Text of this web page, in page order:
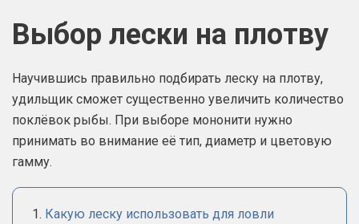
Выбор лески на плотву
Научившись правильно подбирать леску на плотву,
удильщик сможет существенно увеличить количество
поклёвок рыбы. При выборе мононити нужно
принимать во внимание её тип, диаметр и цветовую
гамму.
Какую леску использовать для ловли